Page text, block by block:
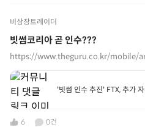
비상장트레이더
빗썸코리아 곧 인수???
https://www.theguru.co.kr/mobile/
'빗썸 인수 추진' FTX, 추가
6 0건